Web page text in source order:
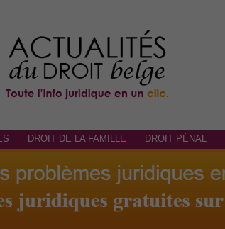
DROIT DE LA FAMILLE DROIT PÉNAL